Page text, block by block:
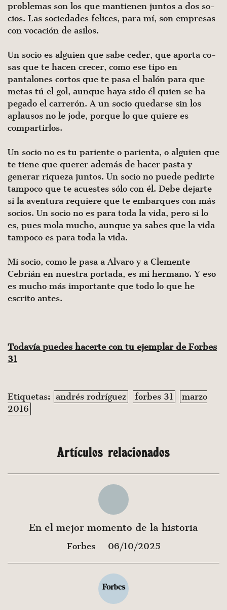
problemas son los que mantienen juntos a dos so­
cios. Las sociedades felices, para mí, son empresas
con vocación de asilos.
Un socio es alguien que sabe ceder, que aporta co­
sas que te hacen crecer, como ese tipo en
pantalones cortos que te pasa el balón para que
metas tú el gol, aunque haya sido él quien se ha
pegado el carrerón. A un socio quedarse sin los
aplausos no le jode, porque lo que quiere es
compartirlos.
Un socio no es tu pariente o parienta, o alguien que
te tiene que querer además de hacer pasta y
generar riqueza juntos. Un socio no puede pedirte
tampoco que te acuestes sólo con él. Debe dejarte
si la aventura requiere que te embarques con más
socios. Un socio no es para toda la vida, pero si lo
es, pues mola mucho, aunque ya sabes que la vida
tampoco es para toda la vida.
Mi socio, como le pasa a Alvaro y a Clemente
Cebrián en nuestra portada, es mi hermano. Y eso
es mucho más importante que todo lo que he
escrito antes.
Todavía puedes hacerte con tu ejemplar de Forbes
31
Etiquetas: andrés rodríguez forbes 31
marzo
2016
Artículos relacionados
En el mejor momento de la historia
Forbes 06/10/2025